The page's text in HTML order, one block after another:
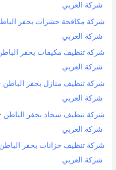
شركة العربي
شركة العربي
شركة العربي
شركة العربي
شركة العربي
شركة العربي